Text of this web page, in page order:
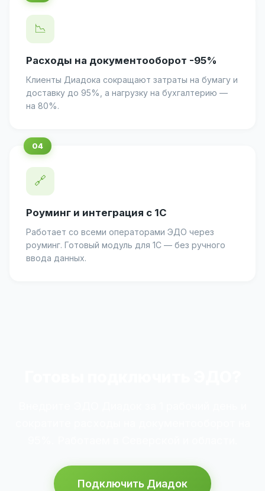
📉
Расходы на документооборот -95%
Клиенты Диадока сокращают затраты на бумагу и
доставку до 95%, а нагрузку на бухгалтерию —
на 80%.
🔗
Роуминг и интеграция с 1С
Работает со всеми операторами ЭДО через
роуминг. Готовый модуль для 1С — без ручного
ввода данных.
Подключить Диадок